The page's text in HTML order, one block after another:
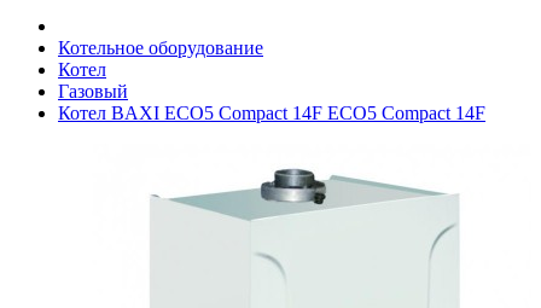
Котельное оборудование
Котел
Газовый
Котел BAXI ECO5 Compact 14F ECO5 Compact 14F